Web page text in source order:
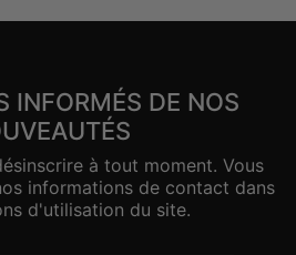
INFORMÉS DE NOS
à tout moment. Vous
informations de contact dans
d'utilisation du site.